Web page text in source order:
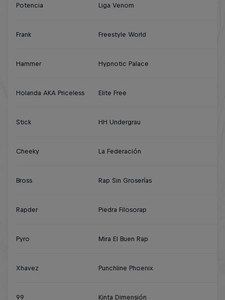
Potencia Liga Venom
Frank Freestyle World
Hammer Hypnotic Palace
Holanda AKA Priceless Elite Free
Stick HH Undergrau
Cheeky La Federación
Bross Rap Sin Groserías
Rapder Piedra Filosorap
Pyro Mira El Buen Rap
Xhavez Punchline Phoenix
99 Kinta Dimensión